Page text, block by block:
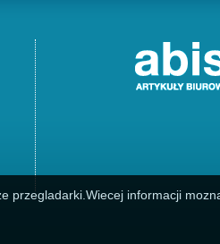
przegladarki.Wiecej informacji